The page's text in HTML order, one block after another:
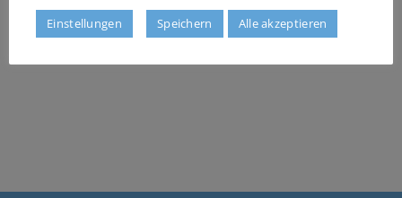
Einstellungen Speichern Alle akzeptieren